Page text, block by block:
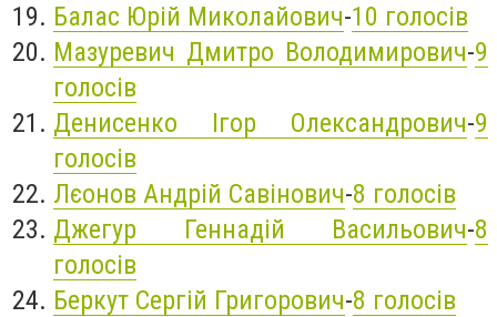
Балас Юрій Миколайович-10 голосів
Мазуревич Дмитро Володимирович-9
голосів
Денисенко Ігор Олександрович-9
голосів
Лєонов Андрій Савінович-8 голосів
Джегур Геннадій Васильович-8
голосів
Беркут Сергій Григорович-8 голосів